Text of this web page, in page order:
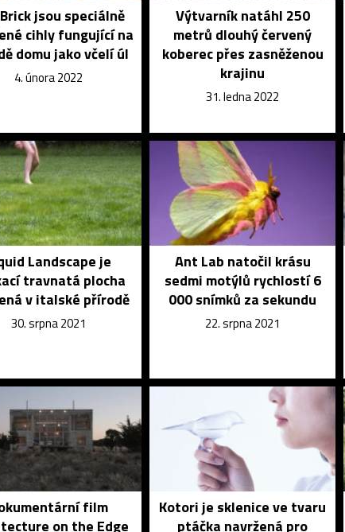
jsou speciálně
cihly fungující na
domu jako včelí úl
4. února 2022
Výtvarník natáhl 250
metrů dlouhý červený
koberec přes zasněženou
krajinu
31. ledna 2022
Landscape je
travnatá plocha
v italské přírodě
30. srpna 2021
Ant Lab natočil krásu
sedmi motýlů rychlostí 6
000 snímků za sekundu
22. srpna 2021
film
on the Edge
Kotori je sklenice ve tvaru
ptáčka navržená pro